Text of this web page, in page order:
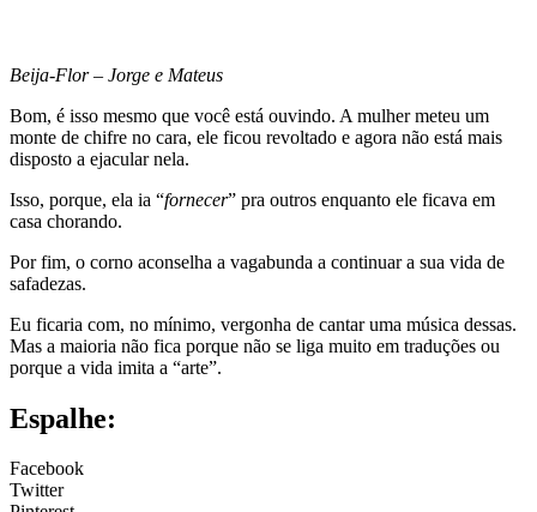
Beija-Flor – Jorge e Mateus
Bom, é isso mesmo que você está ouvindo. A mulher meteu um
monte de chifre no cara, ele ficou revoltado e agora não está mais
disposto a ejacular nela.
Isso, porque, ela ia “fornecer” pra outros enquanto ele ficava em
casa chorando.
Por fim, o corno aconselha a vagabunda a continuar a sua vida de
safadezas.
Eu ficaria com, no mínimo, vergonha de cantar uma música dessas.
Mas a maioria não fica porque não se liga muito em traduções ou
porque a vida imita a “arte”.
Espalhe:
Facebook
Twitter